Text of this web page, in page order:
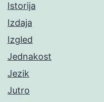
Istorija
Izdaja
Izgled
Jednakost
Jezik
Jutro